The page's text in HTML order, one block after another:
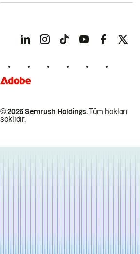
© 2026 Semrush Holdings.Tüm hakları
saklıdır.